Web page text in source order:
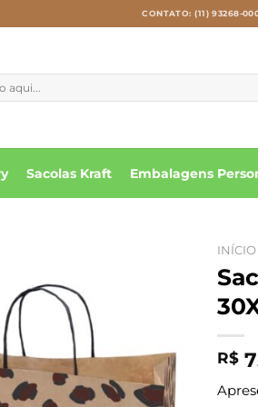
CONTATO: (11) 93268-
Sacolas Kraft Embalagens
INÍCIO
R$